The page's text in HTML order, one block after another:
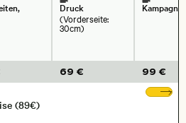
Druck
(Vorderseite:
30cm)
69 € 99 €
(89€)